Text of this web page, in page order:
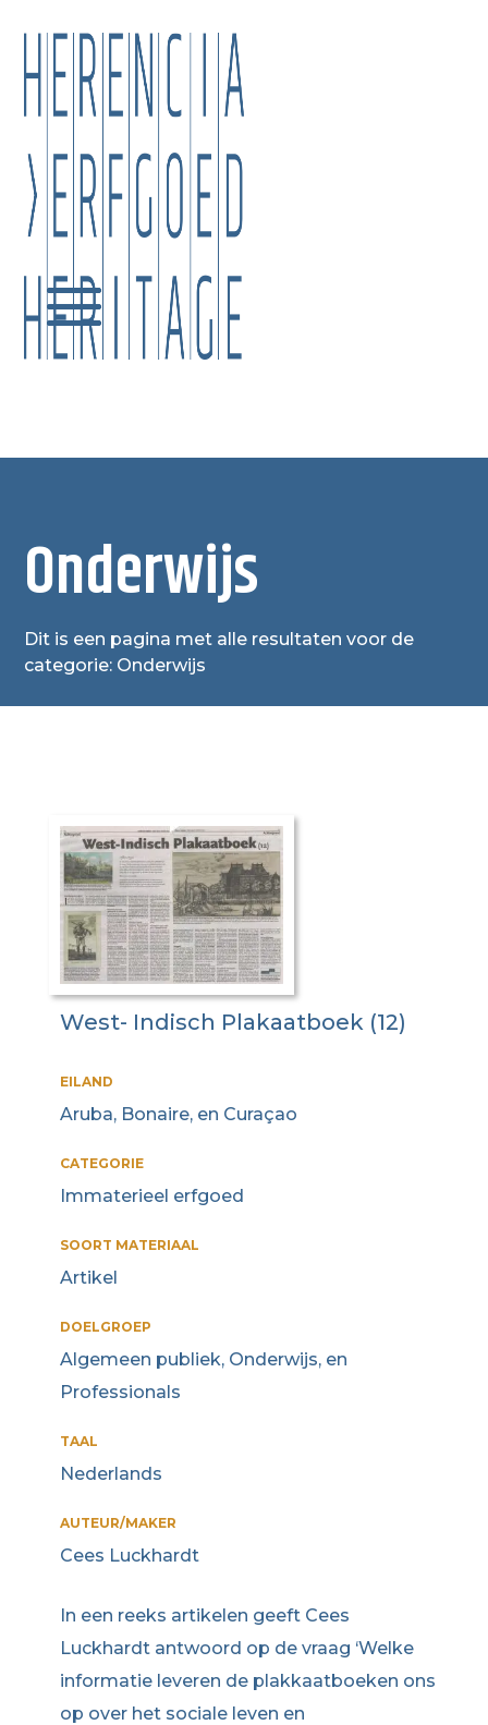
Onderwijs
Dit is een pagina met alle resultaten voor de
categorie: Onderwijs
West- Indisch Plakaatboek (12)
EILAND
Aruba, Bonaire, en Curaçao
CATEGORIE
Immaterieel erfgoed
SOORT MATERIAAL
Artikel
DOELGROEP
Algemeen publiek, Onderwijs, en
Professionals
TAAL
Nederlands
AUTEUR/MAKER
Cees Luckhardt
In een reeks artikelen geeft Cees
Luckhardt antwoord op de vraag ‘Welke
informatie leveren de plakkaatboeken ons
op over het sociale leven en